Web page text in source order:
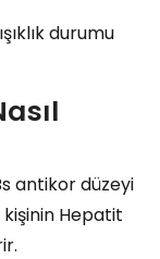
durumu
antikor düzeyi
Hepatit